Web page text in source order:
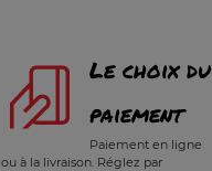
Le choix du
paiement
Paiement en ligne
ou à la livraison. Réglez par